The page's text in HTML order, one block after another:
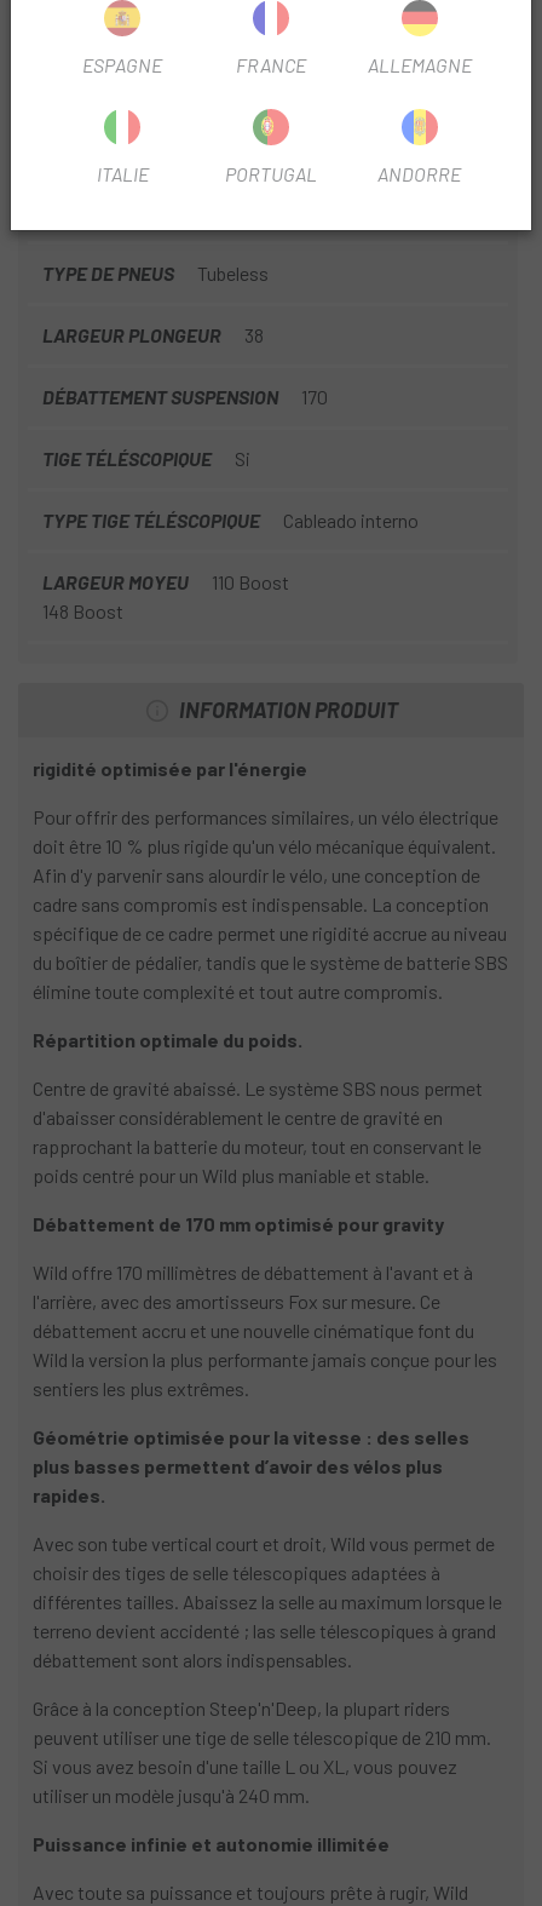
Nº PIÑONES
TYPE DE TRANSMISSION Mécanique
TYPE DE PNEUS Tubeless
LARGEUR PLONGEUR 38
DÉBATTEMENT SUSPENSION 170
TIGE TÉLÉSCOPIQUE Si
TYPE TIGE TÉLÉSCOPIQUE Cableado interno
LARGEUR MOYEU
110 Boost
148 Boost
INFORMATION PRODUIT
rigidité optimisée par l'énergie
Pour offrir des performances similaires, un vélo électrique
doit être 10 % plus rigide qu'un vélo mécanique équivalent.
Afin d'y parvenir sans alourdir le vélo, une conception de
cadre sans compromis est indispensable. La conception
spécifique de ce cadre permet une rigidité accrue au niveau
du boîtier de pédalier, tandis que le système de batterie SBS
élimine toute complexité et tout autre compromis.
Répartition optimale du poids.
Centre de gravité abaissé. Le système SBS nous permet
d'abaisser considérablement le centre de gravité en
rapprochant la batterie du moteur, tout en conservant le
poids centré pour un Wild plus maniable et stable.
Débattement de 170 mm optimisé pour gravity
Wild offre 170 millimètres de débattement à l'avant et à
l'arrière, avec des amortisseurs Fox sur mesure. Ce
débattement accru et une nouvelle cinématique font du
Wild la version la plus performante jamais conçue pour les
sentiers les plus extrêmes.
Géométrie optimisée pour la vitesse : des selles
plus basses permettent d’avoir des vélos plus
rapides.
Avec son tube vertical court et droit, Wild vous permet de
choisir des tiges de selle télescopiques adaptées à
différentes tailles. Abaissez la selle au maximum lorsque le
terreno devient accidenté ; las selle télescopiques à grand
débattement sont alors indispensables.
Grâce à la conception Steep'n'Deep, la plupart riders
peuvent utiliser une tige de selle télescopique de 210 mm.
Si vous avez besoin d'une taille L ou XL, vous pouvez
utiliser un modèle jusqu'à 240 mm.
Puissance infinie et autonomie illimitée
Avec toute sa puissance et toujours prête à rugir, Wild
ESPAGNE FRANCE ALLEMAGNE
ITALIE PORTUGAL ANDORRE